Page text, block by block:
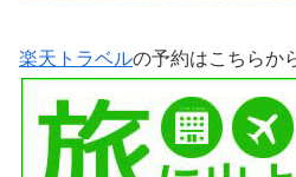
楽天トラベルの予約はこちらか